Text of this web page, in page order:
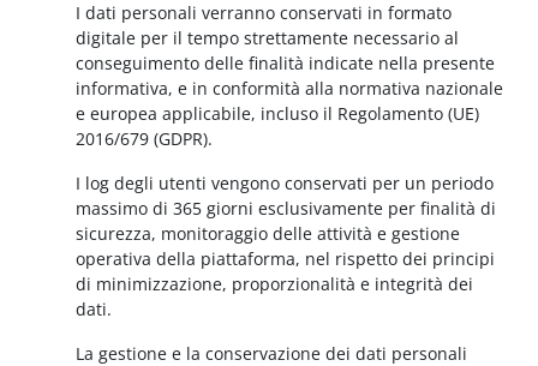
I dati personali verranno conservati in formato
digitale per il tempo strettamente necessario al
conseguimento delle finalità indicate nella presente
informativa, e in conformità alla normativa nazionale
e europea applicabile, incluso il Regolamento (UE)
2016/679 (GDPR).
I log degli utenti vengono conservati per un periodo
massimo di 365 giorni esclusivamente per finalità di
sicurezza, monitoraggio delle attività e gestione
operativa della piattaforma, nel rispetto dei principi
di minimizzazione, proporzionalità e integrità dei
dati.
La gestione e la conservazione dei dati personali